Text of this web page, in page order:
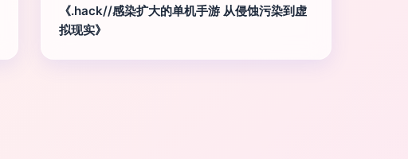
《.hack//感染扩大的单机手游 从侵蚀污染到虚
拟现实》